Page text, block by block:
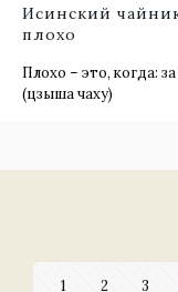
Исинский
плохо
Плохо – это, когда:
(цзыша чаху)
1 2 3